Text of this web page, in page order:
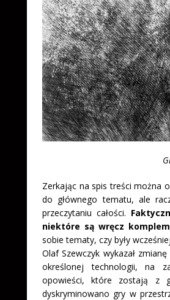
Zerkając na spis treści można
do głównego tematu, ale
przeczytaniu całości.
niektóre są wręcz
sobie tematy, czy były
Olaf Szewczyk wykazał
określonej technologii, na
opowieści, które zostają z
dyskryminowano gry w